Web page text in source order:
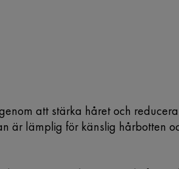
att stärka håret och
är lämplig för känslig hårbotten